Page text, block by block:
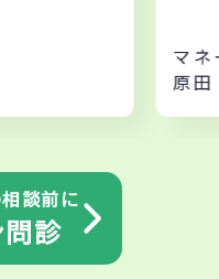
マネージャー
原田 雅敏
談前に
診